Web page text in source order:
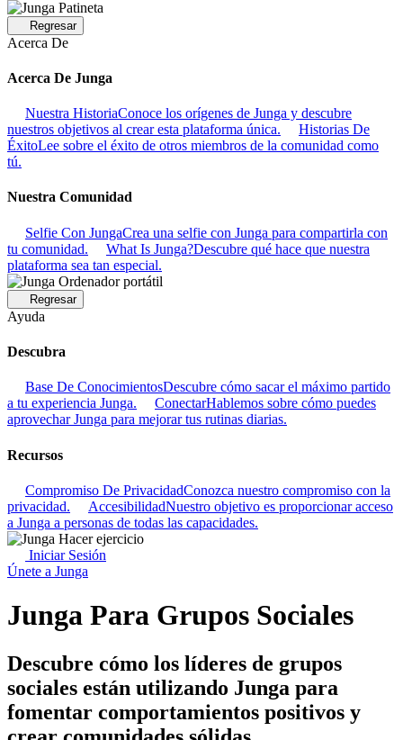
Regresar
Acerca De
Acerca De Junga
Nuestra HistoriaConoce los orígenes de Junga y descubre
nuestros objetivos al crear esta plataforma única.
Historias De
ÉxitoLee sobre el éxito de otros miembros de la comunidad como
tú.
Nuestra Comunidad
Selfie Con JungaCrea una selfie con Junga para compartirla con
tu comunidad.
What Is Junga?Descubre qué hace que nuestra
plataforma sea tan especial.
Regresar
Ayuda
Descubra
Base De ConocimientosDescubre cómo sacar el máximo partido
a tu experiencia Junga.
ConectarHablemos sobre cómo puedes
aprovechar Junga para mejorar tus rutinas diarias.
Recursos
Compromiso De PrivacidadConozca nuestro compromiso con la
privacidad.
AccesibilidadNuestro objetivo es proporcionar acceso
a Junga a personas de todas las capacidades.
Iniciar Sesión
Únete a Junga
Junga Para Grupos Sociales
Descubre cómo los líderes de grupos
sociales están utilizando Junga para
fomentar comportamientos positivos y